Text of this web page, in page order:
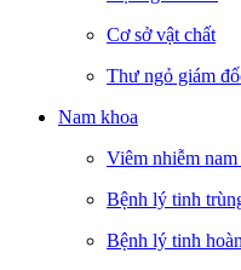
Cơ sở vật chất
Thư ngỏ giám
Nam khoa
Viêm nhiễm nam
Bệnh lý tinh
Bệnh lý tinh hoàn